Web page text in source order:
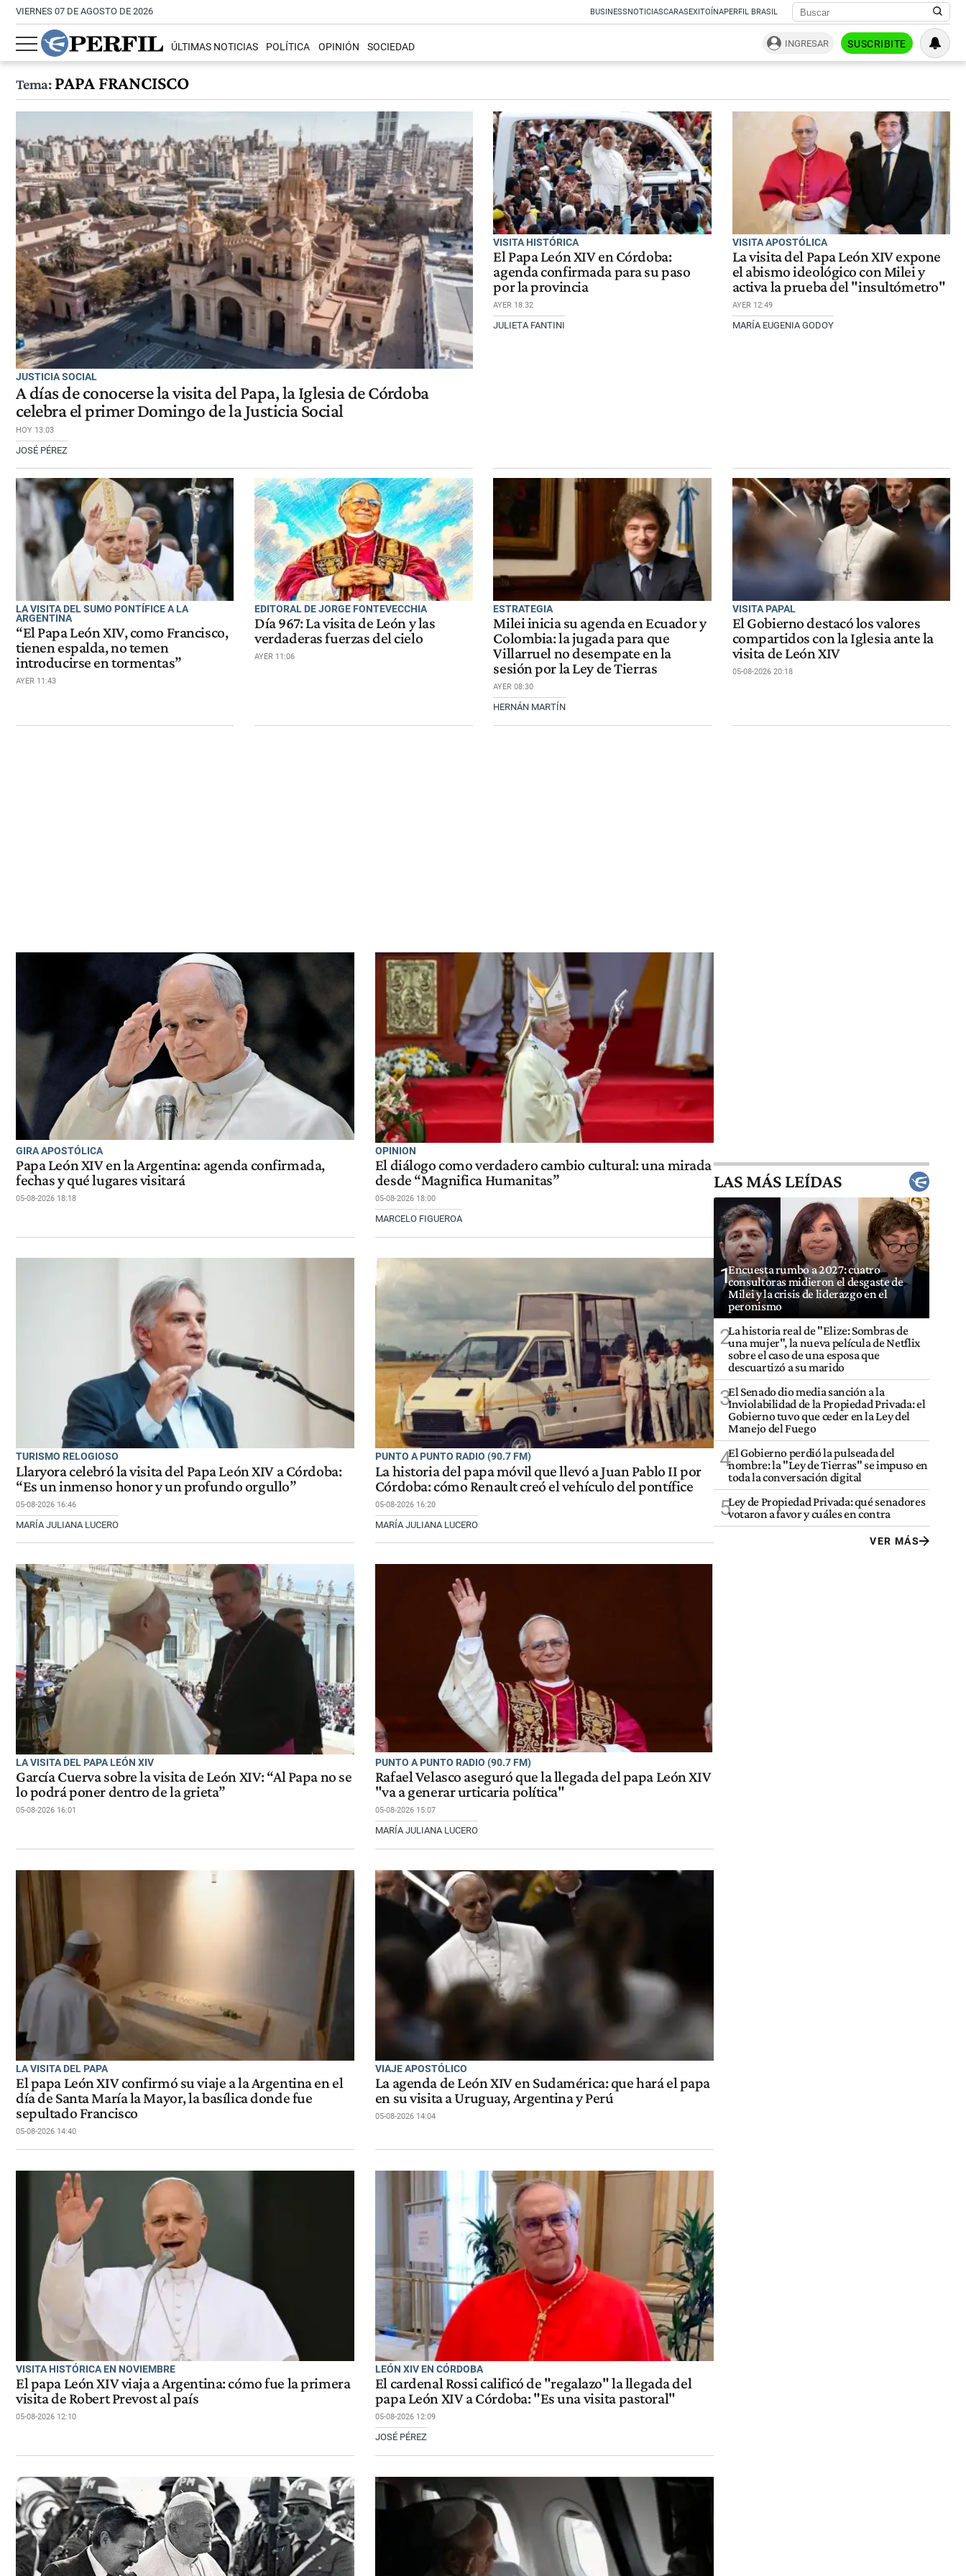
VIERNES 07 DE AGOSTO DE 2026 BUSINESSNOTICIASCARASEXITOÍNAPERFIL BRASIL
ÚLTIMAS NOTICIAS POLÍTICA OPINIÓN SOCIEDAD INGRESAR SUSCRIBITE
Tema:PAPA FRANCISCO
JUSTICIA SOCIAL
A días de conocerse la visita del Papa, la Iglesia de Córdoba
celebra el primer Domingo de la Justicia Social
HOY 13:03
JOSÉ PÉREZ
VISITA HISTÓRICA
El Papa León XIV en Córdoba:
agenda confirmada para su paso
por la provincia
AYER 18:32
JULIETA FANTINI
VISITA APOSTÓLICA
La visita del Papa León XIV expone
el abismo ideológico con Milei y
activa la prueba del "insultómetro"
AYER 12:49
MARÍA EUGENIA GODOY
LA VISITA DEL SUMO PONTÍFICE A LA
ARGENTINA
“El Papa León XIV, como Francisco,
tienen espalda, no temen
introducirse en tormentas”
AYER 11:43
EDITORAL DE JORGE FONTEVECCHIA
Día 967: La visita de León y las
verdaderas fuerzas del cielo
AYER 11:06
ESTRATEGIA
Milei inicia su agenda en Ecuador y
Colombia: la jugada para que
Villarruel no desempate en la
sesión por la Ley de Tierras
AYER 08:30
HERNÁN MARTÍN
VISITA PAPAL
El Gobierno destacó los valores
compartidos con la Iglesia ante la
visita de León XIV
05-08-2026 20:18
GIRA APOSTÓLICA
Papa León XIV en la Argentina: agenda confirmada,
fechas y qué lugares visitará
05-08-2026 18:18
OPINION
El diálogo como verdadero cambio cultural: una mirada
desde “Magnifica Humanitas”
05-08-2026 18:00
MARCELO FIGUEROA
TURISMO RELOGIOSO
Llaryora celebró la visita del Papa León XIV a Córdoba:
“Es un inmenso honor y un profundo orgullo”
05-08-2026 16:46
MARÍA JULIANA LUCERO
PUNTO A PUNTO RADIO (90.7 FM)
La historia del papa móvil que llevó a Juan Pablo II por
Córdoba: cómo Renault creó el vehículo del pontífice
05-08-2026 16:20
MARÍA JULIANA LUCERO
LA VISITA DEL PAPA LEÓN XIV
García Cuerva sobre la visita de León XIV: “Al Papa no se
lo podrá poner dentro de la grieta”
05-08-2026 16:01
PUNTO A PUNTO RADIO (90.7 FM)
Rafael Velasco aseguró que la llegada del papa León XIV
"va a generar urticaria política"
05-08-2026 15:07
MARÍA JULIANA LUCERO
LA VISITA DEL PAPA
El papa León XIV confirmó su viaje a la Argentina en el
día de Santa María la Mayor, la basílica donde fue
sepultado Francisco
05-08-2026 14:40
VIAJE APOSTÓLICO
La agenda de León XIV en Sudamérica: que hará el papa
en su visita a Uruguay, Argentina y Perú
05-08-2026 14:04
VISITA HISTÓRICA EN NOVIEMBRE
El papa León XIV viaja a Argentina: cómo fue la primera
visita de Robert Prevost al país
05-08-2026 12:10
LEÓN XIV EN CÓRDOBA
El cardenal Rossi calificó de "regalazo" la llegada del
papa León XIV a Córdoba: "Es una visita pastoral"
05-08-2026 12:09
JOSÉ PÉREZ
LAS MÁS LEÍDAS
1Encuesta rumbo a 2027: cuatro
consultoras midieron el desgaste de
Milei y la crisis de liderazgo en el
peronismo
2La historia real de "Elize: Sombras de
una mujer", la nueva película de Netflix
sobre el caso de una esposa que
descuartizó a su marido
3El Senado dio media sanción a la
Inviolabilidad de la Propiedad Privada: el
Gobierno tuvo que ceder en la Ley del
Manejo del Fuego
4El Gobierno perdió la pulseada del
nombre: la "Ley de Tierras" se impuso en
toda la conversación digital
5Ley de Propiedad Privada: qué senadores
votaron a favor y cuáles en contra
VER MÁS